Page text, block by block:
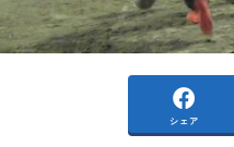
シェア